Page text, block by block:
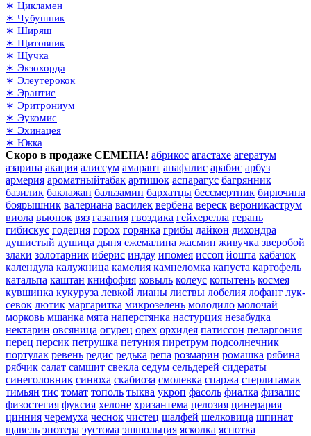
∗ Цикламен
∗ Чубушник
∗ Ширяш
∗ Щитовник
∗ Щучка
∗ Экзохорда
∗ Элеутерокок
∗ Эрантис
∗ Эритрониум
∗ Эукомис
∗ Эхинацея
∗ Юкка
Скоро в продаже СЕМЕНА! абрикос агастахе агератум
азарина акация алиссум амарант анафалис арабис арбуз
армерия ароматныйтабак артишок аспарагус багрянник
базилик баклажан бальзамин бархатцы бессмертник бирючина
боярышник валериана василек вербена вереск вероникаструм
виола вьюнок вяз газания гвоздика гейхерелла герань
гибискус годеция горох горянка грибы дайкон дихондра
душистый душица дыня ежемалина жасмин живучка зверобой
злаки золотарник иберис индау ипомея иссоп йошта кабачок
календула калужница камелия камнеломка капуста картофель
катальпа каштан книфофия ковыль колеус копытень космея
кувшинка кукуруза левкой лианы листвы лобелия лофант лук-
севок лютик маргаритка микрозелень молодило молочай
морковь мшанка мята наперстянка настурция незабудка
нектарин овсяница огурец орех орхидея патиссон пеларгония
перец персик петрушка петуния пиретрум подсолнечник
портулак ревень редис редька репа розмарин ромашка рябина
рябчик салат самшит свекла седум сельдерей сидераты
синеголовник синюха скабиоза смолевка спаржа стерлитамак
тимьян тис томат тополь тыква укроп фасоль фиалка физалис
физостегия фуксия хелоне хризантема целозия цинерария
цинния черемуха чеснок чистец шалфей шелковица шпинат
щавель энотера эустома эшшольция ясколка яснотка